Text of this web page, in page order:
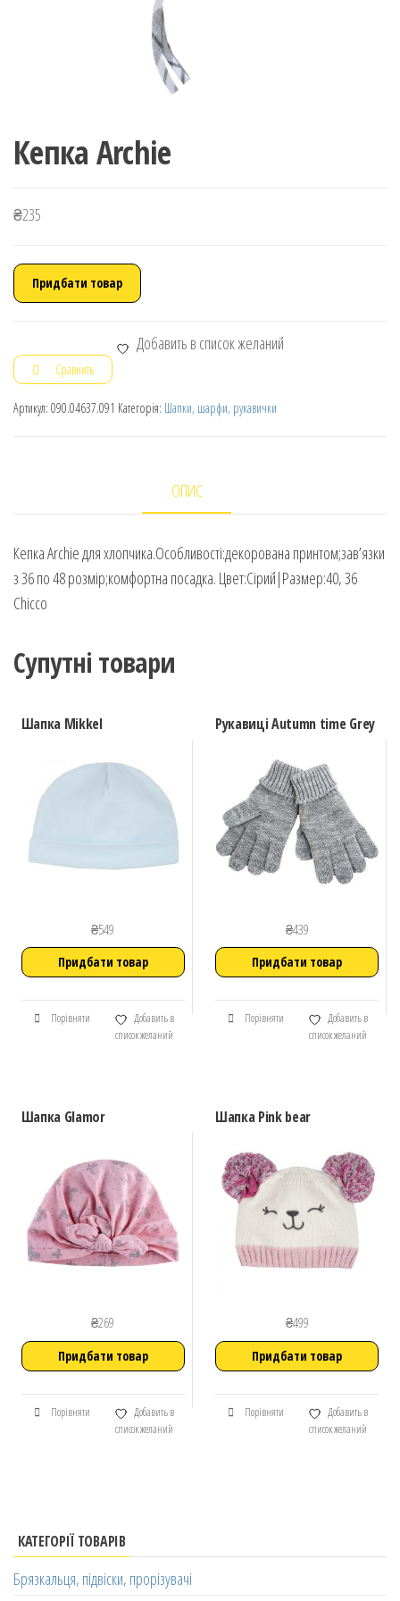
Кепка Archie
₴235
Придбати товар
Добавить в список желаний
Сравнить
Артикул: 090.04637.091 Категорія: Шапки, шарфи, рукавички
ОПИС
Кепка Archie для хлопчика.Особливості:декорована принтом;зав’язки
з 36 по 48 розмір;комфортна посадка. Цвет:Сірий|Размер:40, 36
Chicco
Супутні товари
Шапка Mikkel
₴549
Придбати товар
Порівняти
Добавить в
список желаний
Рукавиці Autumn time Grey
₴439
Придбати товар
Порівняти
Добавить в
список желаний
Шапка Glamor
₴269
Придбати товар
Порівняти
Добавить в
список желаний
Шапка Pink bear
₴499
Придбати товар
Порівняти
Добавить в
список желаний
КАТЕГОРІЇ ТОВАРІВ
Брязкальця, підвіски, прорізувачі